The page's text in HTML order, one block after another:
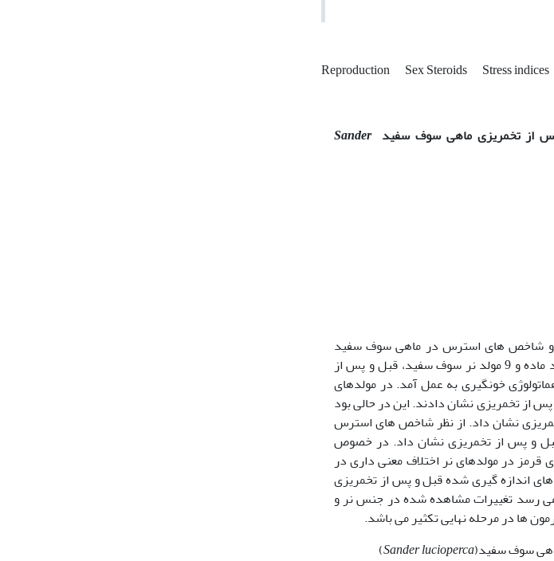
Reproduction Sex Steroids Stress indices
از تخمریزی ماهی سوف سفید Sander
و شاخص های استرس در ماهی سوف سفید
در مرحله نهایی تخمریزی انجام گردید. در این بررسی از 25 مولد ماده و 9 مولد نر سوف سفید، قبل و پس از
خونگیری به عمل آمد. در مولدهای
از تخمریزی نشان دادند. این در حالی بود
نشان داد. از نظر شاخص های استرس
قبل و پس از تخمریزی نشان داد. در خصوص
قرمز در مولدهای نر اختلاف معنی داری در
اندازه گیری شده قبل و پس از تخمریزی
می رسد تغییرات مشاهده شده در جنس نر و
ها در مرحله نهایی تکثیر می باشد.
سوف سفید(Sander lucioperca
)